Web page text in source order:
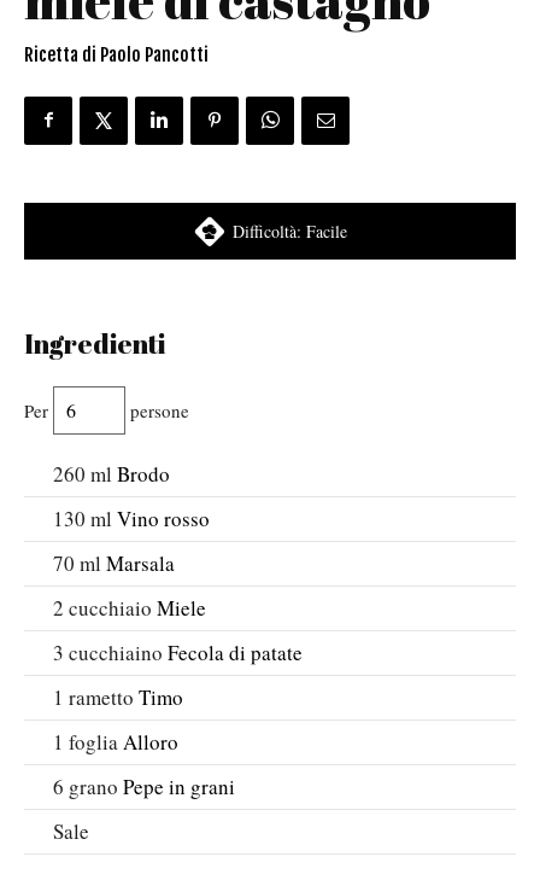
Ricetta di Paolo Pancotti
Difficoltà:Facile
Ingredienti
Per persone
260 ml Brodo
130 ml Vino rosso
70 ml Marsala
2 cucchiaio Miele
3 cucchiaino Fecola di patate
1 rametto Timo
1 fogliaAlloro
6 grano Pepe in grani
Sale